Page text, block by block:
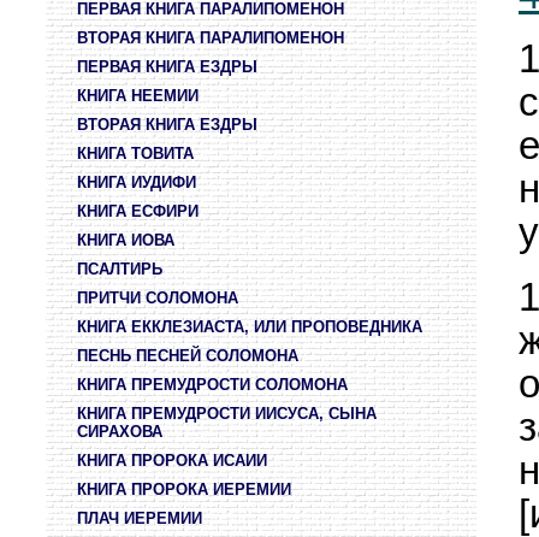
ПЕРВАЯ КНИГА ПАРАЛИПОМЕНОН
ВТОРАЯ КНИГА ПАРАЛИПОМЕНОН
ПЕРВАЯ КНИГА ЕЗДРЫ
КНИГА НЕЕМИИ
ВТОРАЯ КНИГА ЕЗДРЫ
КНИГА ТОВИТА
КНИГА ИУДИФИ
КНИГА ЕСФИРИ
КНИГА ИОВА
ПСАЛТИРЬ
ПРИТЧИ СОЛОМОНА
КНИГА ЕККЛЕЗИАСТА, ИЛИ ПРОПОВЕДНИКА
ПЕСНЬ ПЕСНЕЙ СОЛОМОНА
КНИГА ПРЕМУДРОСТИ СОЛОМОНА
КНИГА ПРЕМУДРОСТИ ИИСУСА, СЫНА
СИРАХОВА
КНИГА ПРОРОКА ИСАИИ
КНИГА ПРОРОКА ИЕРЕМИИ
ПЛАЧ ИЕРЕМИИ